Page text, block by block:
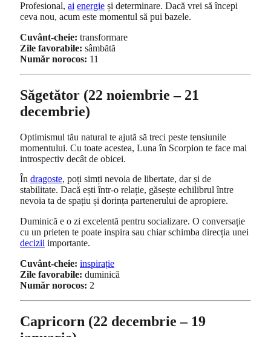
Profesional, ai energie și determinare. Dacă vrei să începi
ceva nou, acum este momentul să pui bazele.
Cuvânt-cheie: transformare
Zile favorabile: sâmbătă
Număr norocos: 11
Săgetător (22 noiembrie – 21
decembrie)
Optimismul tău natural te ajută să treci peste tensiunile
momentului. Cu toate acestea, Luna în Scorpion te face mai
introspectiv decât de obicei.
În dragoste, poți simți nevoia de libertate, dar și de
stabilitate. Dacă ești într-o relație, găsește echilibrul între
nevoia ta de spațiu și dorința partenerului de apropiere.
Duminică e o zi excelentă pentru socializare. O conversație
cu un prieten te poate inspira sau chiar schimba direcția unei
decizii importante.
Cuvânt-cheie: inspirație
Zile favorabile: duminică
Număr norocos: 2
Capricorn (22 decembrie – 19